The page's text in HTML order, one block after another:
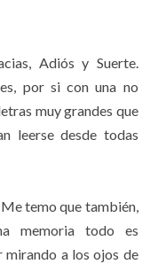
Adiós y Suerte.
por si con una no
muy grandes que
leerse desde todas
temo que también,
memoria todo es
mirando a los ojos de